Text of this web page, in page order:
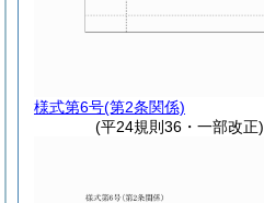
様式第6号(第2条関係)
(平24規則36・一部改正)